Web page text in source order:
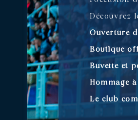
Découvrez
Ouverture
Boutique
Buvette et
Hommage
Le club